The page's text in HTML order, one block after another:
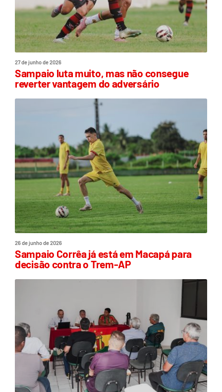
27 de junho de 2026
Sampaio luta muito, mas não consegue
reverter vantagem do adversário
26 de junho de 2026
Sampaio Corrêa já está em Macapá para
decisão contra o Trem-AP